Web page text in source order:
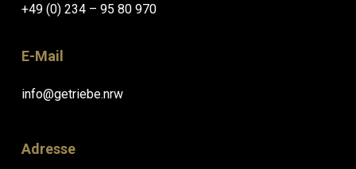
+49 (0) 234 – 95 80 970
E-Mail
info@getriebe.nrw
Adresse